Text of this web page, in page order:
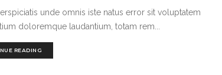
unde omnis iste natus error sit voluptatem
doloremque laudantium, totam rem...
READING